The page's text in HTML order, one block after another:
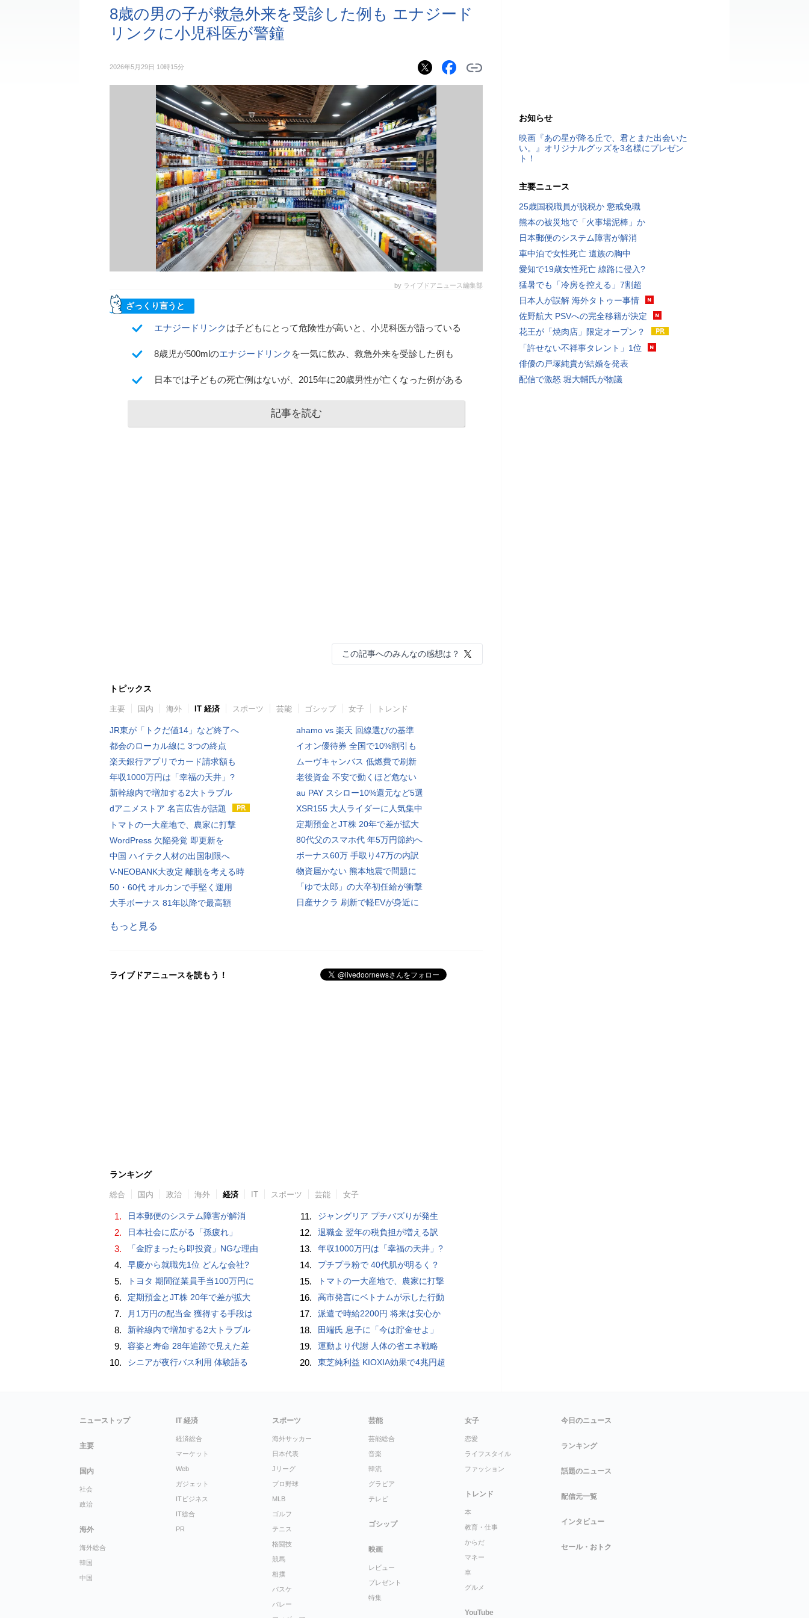
8歳の男の子が救急外来を受診した例も エナジード
リンクに小児科医が警鐘
2026年5月29日 10時15分
by ライブドアニュース編集部
ざっくり言うと
エナジードリンクは子どもにとって危険性が高いと、小児科医が語っている
8歳児が500mlのエナジードリンク を一気に飲み、救急外来を受診した例も
日本では子どもの死亡例はないが、2015年に20歳男性が亡くなった例がある
記事を読む
この記事へのみんなの感想は？
トピックス
主要 国内 海外 IT 経済 スポーツ 芸能 ゴシップ 女子 トレンド
JR東が「トクだ値14」など終了へ
都会のローカル線に 3つの終点
楽天銀行アプリでカード請求額も
年収1000万円は「幸福の天井」?
新幹線内で増加する2大トラブル
dアニメストア 名言広告が話題
トマトの一大産地で、農家に打撃
WordPress 欠陥発覚 即更新を
中国 ハイテク人材の出国制限へ
V-NEOBANK大改定 離脱を考える時
50・60代 オルカンで手堅く運用
大手ボーナス 81年以降で最高額
ahamo vs 楽天 回線選びの基準
イオン優待券 全国で10%割引も
ムーヴキャンバス 低燃費で刷新
老後資金 不安で動くほど危ない
au PAY スシロー10%還元など5選
XSR155 大人ライダーに人気集中
定期預金とJT株 20年で差が拡大
80代父のスマホ代 年5万円節約へ
ボーナス60万 手取り47万の内訳
物資届かない 熊本地震で問題に
「ゆで太郎」の大卒初任給が衝撃
日産サクラ 刷新で軽EVが身近に
もっと見る
ライブドアニュースを読もう！
ランキング
総合 国内 政治 海外 経済 IT スポーツ 芸能 女子
1. 日本郵便のシステム障害が解消
2. 日本社会に広がる「孫疲れ」
3. 「金貯まったら即投資」NGな理由
4. 早慶から就職先1位 どんな会社?
5. トヨタ 期間従業員手当100万円に
6. 定期預金とJT株 20年で差が拡大
7. 月1万円の配当金 獲得する手段は
8. 新幹線内で増加する2大トラブル
9. 容姿と寿命 28年追跡で見えた差
10. シニアが夜行バス利用 体験語る
11. ジャングリア プチバズりが発生
12. 退職金 翌年の税負担が増える訳
13. 年収1000万円は「幸福の天井」?
14. プチプラ粉で 40代肌が明るく？
15. トマトの一大産地で、農家に打撃
16. 高市発言にベトナムが示した行動
17. 派遣で時給2200円 将来は安心か
18. 田端氏 息子に「今は貯金せよ」
19. 運動より代謝 人体の省エネ戦略
20. 東芝純利益 KIOXIA効果で4兆円超
お知らせ
映画『あの星が降る丘で、君とまた出会いた
い。』オリジナルグッズを3名様にプレゼン
ト！
主要ニュース
25歳国税職員が脱税か 懲戒免職
熊本の被災地で「火事場泥棒」か
日本郵便のシステム障害が解消
車中泊で女性死亡 遺族の胸中
愛知で19歳女性死亡 線路に侵入?
猛暑でも「冷房を控える」7割超
日本人が誤解 海外タトゥー事情
佐野航大 PSVへの完全移籍が決定
花王が「焼肉店」限定オープン？
「許せない不祥事タレント」1位
俳優の戸塚純貴が結婚を発表
配信で激怒 堀大輔氏が物議
ニューストップ
主要
国内
社会
政治
海外
海外総合
韓国
中国
IT 経済
経済総合
マーケット
Web
ガジェット
ITビジネス
IT総合
PR
スポーツ
海外サッカー
日本代表
Jリーグ
プロ野球
MLB
ゴルフ
テニス
格闘技
競馬
相撲
バスケ
バレー
芸能
芸能総合
音楽
韓流
グラビア
テレビ
ゴシップ
映画
レビュー
プレゼント
特集
女子
恋愛
ライフスタイル
ファッション
トレンド
本
教育・仕事
からだ
マネー
車
グルメ
YouTube
今日のニュース
ランキング
話題のニュース
配信元一覧
インタビュー
セール・おトク